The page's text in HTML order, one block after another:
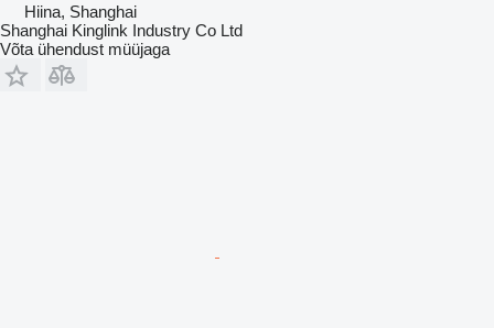
Hiina, Shanghai
Shanghai Kinglink Industry Co Ltd
Võta ühendust müüjaga